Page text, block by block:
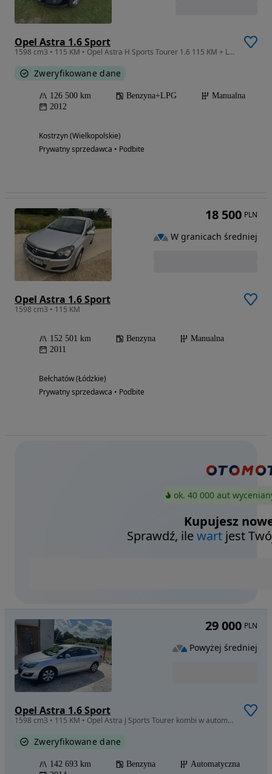
Opel Astra 1.6 Sport
1598 cm3 • 115 KM • Opel Astra H Sports Tourer 1.6 115 KM + LPG | 2012 | 125tys km Kombi
Zweryfikowane dane
126 500 km Benzyna+LPG
Manualna
2012
Kostrzyn (Wielkopolskie)
Prywatny sprzedawca • Podbite
Opel Astra 1.6 Sport
1598 cm3 • 115 KM
152 501 km Benzyna
Manualna
2011
Bełchatów (Łódzkie)
Prywatny sprzedawca • Podbite
18 500 PLN
W granicach średniej
ok. 40 000 aut
Kupujesz
Sprawdź, ilewart jest
Opel Astra 1.6 Sport
1598 cm3 • 115 KM • Opel Astra J Sports Tourer kombi w automacie
Zweryfikowane dane
142 693 km Benzyna
Automatyczna
29 000 PLN
Powyżej średniej